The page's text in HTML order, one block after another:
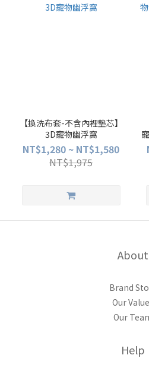
【換洗布套-不含內裡墊芯】
3D寵物幽浮窩
NT$1,280 ~ NT$1,580
NT$1,975
About
Brand
Our
Our
Help